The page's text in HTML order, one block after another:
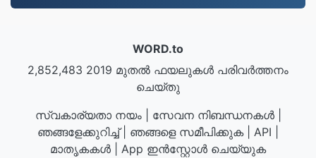
WORD.to
2,852,483 2019 മുതൽ ഫയലുകൾ പരിവർത്തനം
ചെയ്‌തു
സ്വകാര്യതാ നയം| സേവന നിബന്ധനകൾ|
ഞങ്ങളേക്കുറിച്ച്| ഞങ്ങളെ സമീപിക്കുക| API
മാതൃകകള്‍
App ഇന്‍സ്റ്റോള്‍ ചെയ്യുക